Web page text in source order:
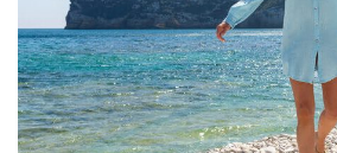
damskiej? To żeby miała szeroki wybór
żeby proponowała najniższe ceny
ważniejsza jest jakość produktów, niż ich
wyobraź sobie, że możesz mieć to
więcej!
Bo taka właśnie jestinternetowa …